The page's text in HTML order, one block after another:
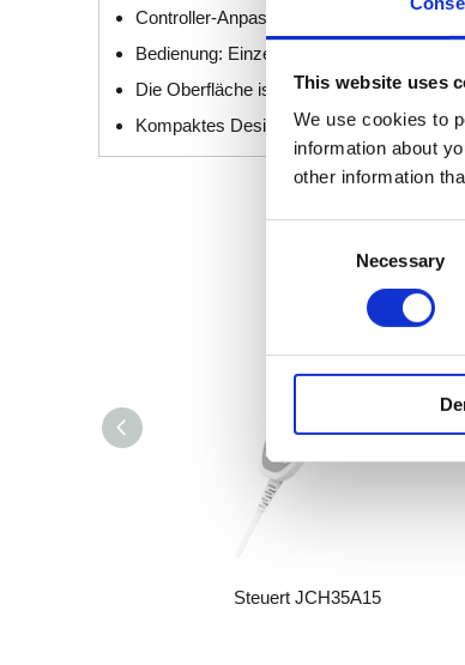
This website uses
We use cookies to
information about
other information
Necessary
Controller-Anpassung: Anpassung an alle
Bedienung: Einzelaktion, Gestänge
Die Oberfläche ist leicht zu reinigen
Kompaktes Design
Steuert JCH35A15